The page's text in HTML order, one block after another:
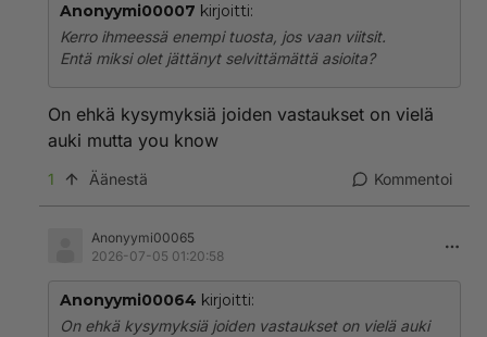
Anonyymi00007 kirjoitti:
Kerro ihmeessä enempi tuosta, jos vaan viitsit.
Entä miksi olet jättänyt selvittämättä asioita?
On ehkä kysymyksiä joiden vastaukset on vielä
auki mutta you know
1 Äänestä Kommentoi
Anonyymi00065
2026-07-05 01:20:58
Anonyymi00064 kirjoitti:
On ehkä kysymyksiä joiden vastaukset on vielä auki